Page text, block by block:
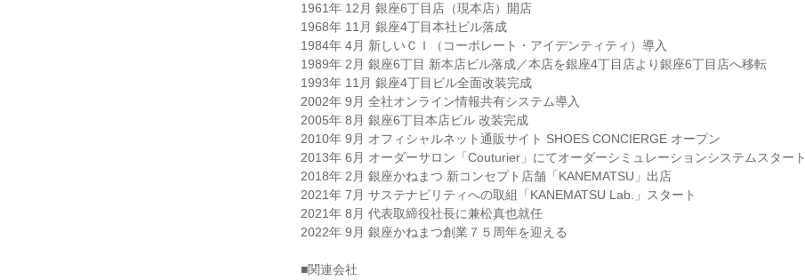
1961年 12月 銀座6丁目店（現本店）開店
1968年 11月 銀座4丁目本社ビル落成
1984年 4月 新しいＣＩ（コーポレート・アイデンティティ）導入
1989年 2月 銀座6丁目 新本店ビル落成／本店を銀座4丁目店より銀座6丁目店へ移転
1993年 11月 銀座4丁目ビル全面改装完成
2002年 9月 全社オンライン情報共有システム導入
2005年 8月 銀座6丁目本店ビル 改装完成
2010年 9月 オフィシャルネット通販サイト SHOES CONCIERGE オープン
2013年 6月 オーダーサロン「Couturier」にてオーダーシミュレーションシステムスタート
2018年 2月 銀座かねまつ 新コンセプト店舗「KANEMATSU」出店
2021年 7月 サステナビリティへの取組「KANEMATSU Lab.」スタート
2021年 8月 代表取締役社長に兼松真也就任
2022年 9月 銀座かねまつ創業７５周年を迎える
■関連会社